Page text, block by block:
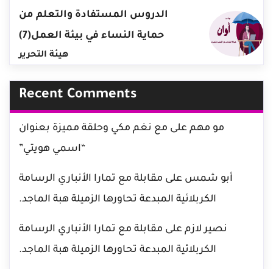
الدروس المستفادة والتعلم من
حماية النساء في بيئة العمل(7)
هيئة التحرير
Recent Comments
مو مهم على مع نغم مكي وحلقة مميزة بعنوان
“اسمي هويتي”
أبو شمس على مقابلة مع تمارا الأنباري الرسامة
الكربلائية المبدعة تحاورها الزميلة هبة الماجد.
نصير لازم على مقابلة مع تمارا الأنباري الرسامة
الكربلائية المبدعة تحاورها الزميلة هبة الماجد.